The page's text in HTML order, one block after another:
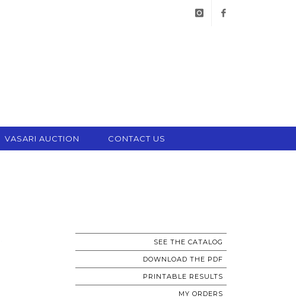
VASARI AUCTION CONTACT US
SEE THE CATALOG
DOWNLOAD THE PDF
PRINTABLE RESULTS
MY ORDERS